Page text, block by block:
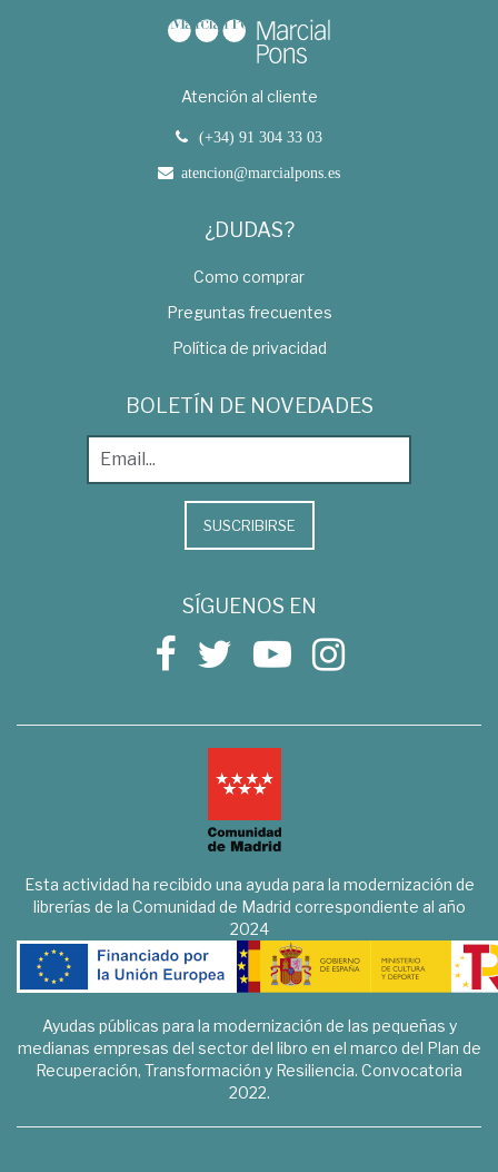
Atención al cliente
(+34) 91 304 33 03
atencion@marcialpons.es
¿DUDAS?
Como comprar
Preguntas frecuentes
Política de privacidad
BOLETÍN DE NOVEDADES
SUSCRIBIRSE
SÍGUENOS EN
Esta actividad ha recibido una ayuda para la modernización de
librerías de la Comunidad de Madrid correspondiente al año
2024
Ayudas públicas para la modernización de las pequeñas y
medianas empresas del sector del libro en el marco del Plan de
Recuperación, Transformación y Resiliencia. Convocatoria
2022.